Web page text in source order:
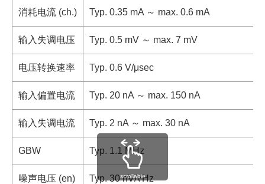
消耗电流 (ch.) Typ. 0.35 mA ～ max. 0.6 mA
输入失调电压 Typ. 0.5 mV ～ max. 7 mV
电压转换速率 Typ. 0.6 V/μsec
输入偏置电流 Typ. 20 nA ～ max. 150 nA
输入失调电流 Typ. 2 nA ～ max. 30 nA
GBW Typ. 1.1 MHz
噪声电压 (en) Typ. 30 nV/√Hz
scrollable